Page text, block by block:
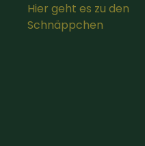
Hier geht es zu den
Schnäppchen